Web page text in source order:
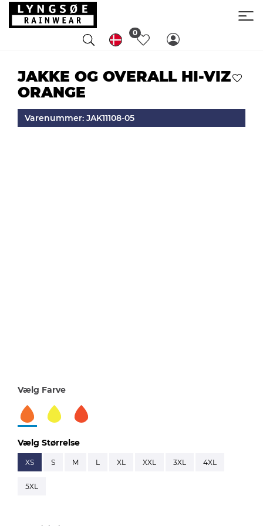
0
JAKKE OG OVERALL HI-VIZ
ORANGE
Varenummer: JAK11108-05
Vælg Farve
Vælg Størrelse
XS S M L XL XXL 3XL 4XL
5XL